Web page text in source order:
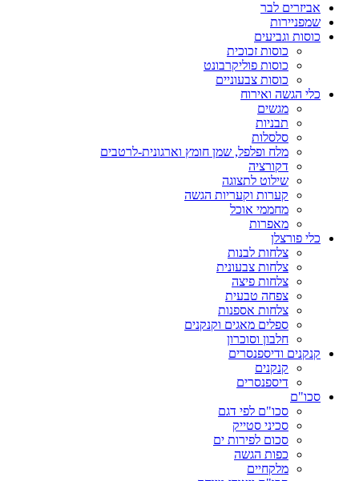
אביזרים לבר
שמפניירות
כוסות וגביעים
כוסות זכוכית
כוסות פוליקרבונט
כוסות צבעוניים
כלי הגשה ואירוח
מגשים
תבניות
סלסלות
מלח ופלפל, שמן חומץ וארגונית-לרטבים
דקורציה
שילוט לתצוגה
קערות וקעריות הגשה
מחממי אוכל
מאפרות
כלי פורצלן
צלחות לבנות
צלחות צבעונית
צלחות פיצה
צפחה טבעית
צלחות אספנות
ספלים מאגים וקנקנים
חלבון וסוכרון
קנקנים ודיספנסרים
קנקנים
דיספנסרים
סכו"ם
סכו"ם לפי דגם
סכיני סטייק
סכום לפירות ים
כפות הגשה
מלקחיים